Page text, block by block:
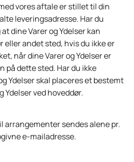
vores aftale er stillet til din
leveringsadresse. Har du
dine Varer og Ydelser kan
eller andet sted, hvis du ikke er
når dine Varer og Ydelser er
på dette sted. Har du ikke
Ydelser skal placeres et bestemt
Ydelser ved hoveddør.
arrangementer sendes alene pr.
e-mailadresse.